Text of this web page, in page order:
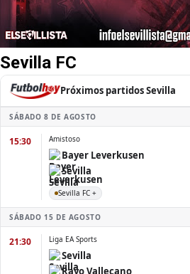
Sevilla FC